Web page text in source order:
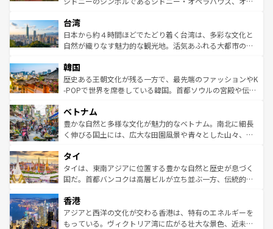
情報は
人々、おいしいローカルフードやハワイアンミュージッ
ク、伝統的なフラダンスなど、すべてがハワイの魅力を彩
っている。訪れるたびに新しい発見と感動が待っているハ
はコンテンツ一覧
リアリーフや大陸中央部にそびえるウルル（エアーズロッ
ク）、タスマニアの美しい原生林やケアンズの熱帯雨林な
ど、見どころがたくさん。また、カフェやワイン、オージ
いる。アクティビティも充実しており、サーフィンやダイ
ビング、ハイキングなど、アウトドア好きにはたまらな
い。オーストラリアの多彩な魅力を存分に味わいつくそ
参照してほしい。
台湾
日本から約４時間ほどでたどり着く台湾は、多彩な文化と
自然が織りなす魅力的な観光地。活気あふれる大都市の台
ン）、静ひつな山岳地帯である台湾東部など、都市の喧騒
と山間の静けさが共存しており、訪れる人に新しい発見と
驚きをもたらしてくれる。また、奥深い台湾の食文化も魅
容にもいいと評判のスイーツなど、バラエティ豊かな料理
が味わえる。 なお、新着の台湾情報は コンテンツ一覧を参
照してほしい。
韓国
歴史ある王朝文化が残る一方で、最先端のファッションやK
-POPで世界を席巻している韓国。首都ソウルの宮殿や伝統
き、地方に足を延ばせば四季折々の自然美を楽しむことが
できる。そして、キムチや焼肉、絶品のストリートフード
まで、さまざまな韓国料理が待っている。夜には、韓国な
リティに包まれながら、韓国の多彩な魅力を心ゆくまで味
わってみてほしい。 なお、新着の韓国情報はコンテンツ一
覧を参照してほしい。
ベトナム
豊かな自然と多様な文化が魅力的なベトナム。南北に細長
く伸びる国土には、広大な田園風景や青々とした山々、世
急速な発展と共に伝統が息づく。ハノイの古い町並みやホ
ーチミン市のフランス統治時代の建物も、独特の雰囲気を
醸し出している。また、バラエティの豊かさとおいしさで
とつ。フォーやバインミー、ベトナムコーヒーなどは、ぜ
ひ現地で味わいたい。どの地域を訪れてもあたたかい人々
が旅行者を迎えてくれるので、きっと忘れられない旅にな
タイ
タイは、東南アジアに位置する豊かな自然と歴史が息づく
国だ。首都バンコクは高層ビルが立ち並ぶ一方、伝統的な
の活気が交差している。北部ではチェンマイなどの山岳地
帯で自然と触れ合い、南部ではプーケットやクラビの美し
いビーチでリゾート気分を楽しむことができる。タイ料理
香港
アジアと西洋の文化が交わる香港は、特有のエネルギーを
もっている。ヴィクトリア湾に広がる壮大な景色、近未来